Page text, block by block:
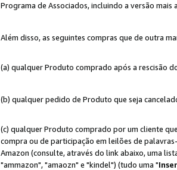
Programa de Associados, incluindo a versão mais
Além disso, as seguintes compras que de outra
(a) qualquer Produto comprado após a rescisão
(b) qualquer pedido de Produto que seja
(c) qualquer Produto comprado por um cliente
compra ou de participação em leilões de
Amazon (consulte, através do link abaixo, uma
"ammazon", "amaozn" e "kindel") (tudo uma "